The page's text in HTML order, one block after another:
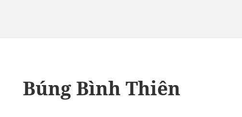
Búng Bình Thiên